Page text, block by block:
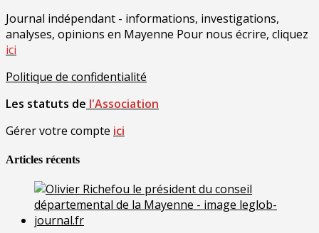
Journal indépendant - informations, investigations,
analyses, opinions en Mayenne Pour nous écrire, cliquez
ici
Politique de confidentialité
Les statuts de l'Association
Gérer votre compte ici
Articles récents